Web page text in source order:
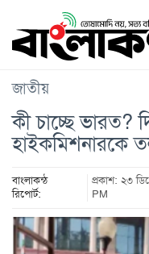
জাতীয়
কী চাচ্ছে ভারত?
হাইকমিশনারকে
বাংলাকন্ঠ
রিপোর্ট:
প্রকাশ: ২৩
PM